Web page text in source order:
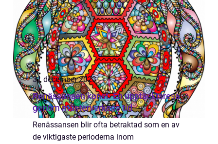
31 december 2023
Renässansen konst: En upptäcktsresa
genom mästerverkens tid
Renässansen blir ofta betraktad som en av
de viktigaste perioderna inom